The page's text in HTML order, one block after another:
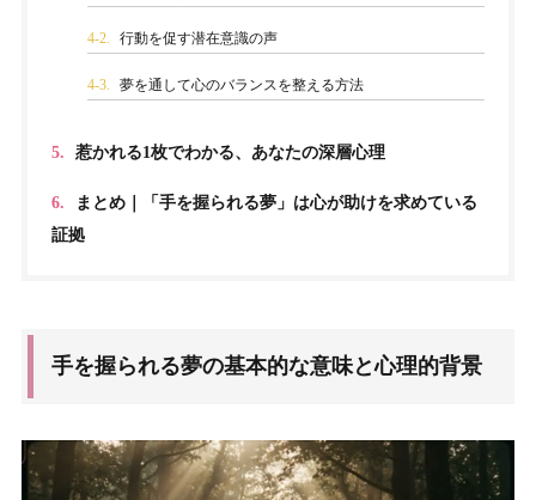
4-2. 行動を促す潜在意識の声
4-3. 夢を通して心のバランスを整える方法
5. 惹かれる1枚でわかる、あなたの深層心理
6.
まとめ｜「手を握られる夢」は心が助けを求めている
証拠
手を握られる夢の基本的な意味と心理的背景